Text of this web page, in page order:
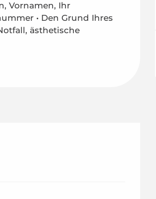
Vornamen, Ihr
• Den Grund Ihres
ästhetische